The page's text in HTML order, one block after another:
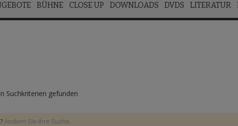
BÜHNE CLOSE UP DOWNLOADS DVDS LITERATUR
Suchkriterien gefunden
Ändern Sie Ihre Suche.